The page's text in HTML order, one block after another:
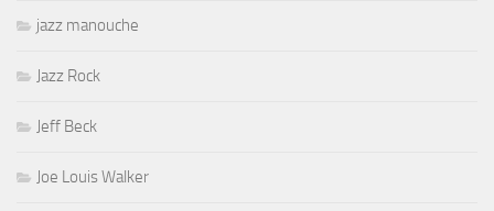
jazz manouche
Jazz Rock
Jeff Beck
Joe Louis Walker